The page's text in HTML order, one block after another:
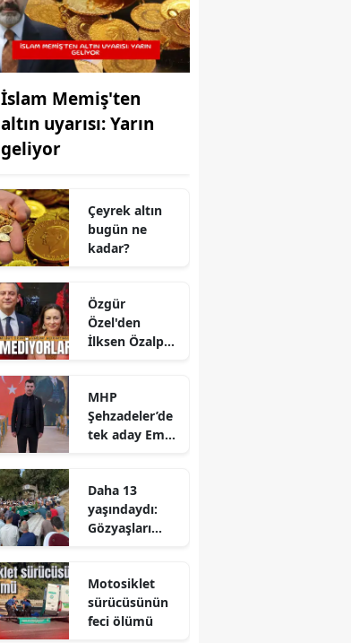
İslam Memiş'ten
altın uyarısı: Yarın
geliyor
Çeyrek altın
bugün ne
kadar?
Özgür
Özel'den
İlksen Özalper
MHP
Şehzadeler’de
tek aday Emre
Daha 13
yaşındaydı:
Gözyaşları
Motosiklet
sürücüsünün
feci ölümü